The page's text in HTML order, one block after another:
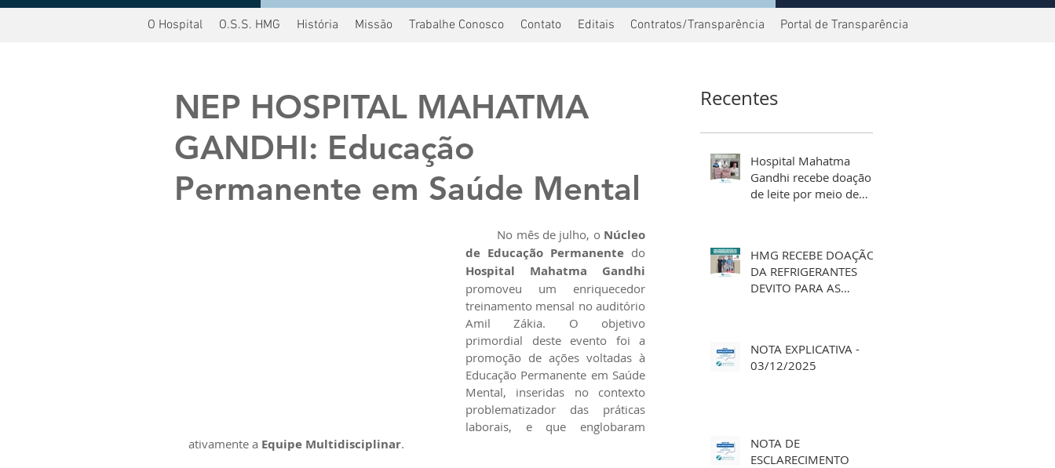
O Hospital O.S.S. HMG História Missão Trabalhe Conosco Contato Editais Contratos/Transparência Portal de Transparência
NEP HOSPITAL MAHATMA
GANDHI: Educação
Permanente em Saúde Mental
	No mês de julho, o
Núcleo
de Educação Permanente
Hospital Mahatma Gandhi
promoveu um enriquecedor
treinamento mensal no auditório
Amil Zákia. O objetivo
primordial deste evento foi a
promoção de ações voltadas à
Educação Permanente em Saúde
Mental, inseridas no contexto
problematizador das práticas
laborais, e que englobaram
ativamente a Equipe Multidisciplinar.
Recentes
Hospital Mahatma
Gandhi recebe doação
de leite por meio de
HMG RECEBE DOAÇÃO
DA REFRIGERANTES
DEVITO PARA AS
NOTA EXPLICATIVA -
03/12/2025
NOTA DE
ESCLARECIMENTO